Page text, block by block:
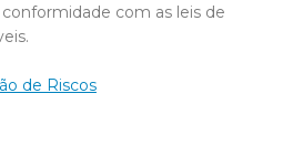
com as leis de
de Riscos